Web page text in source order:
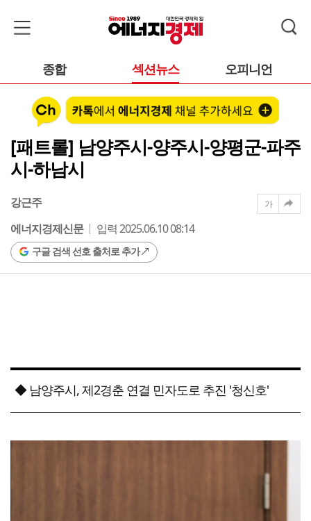
종합 섹션뉴스 오피니언
[패트롤] 남양주시-양주시-양평군-파주
시-하남시
강근주
에너지경제신문
입력 2025.06.10 08:14
구글 검색 선호 출처로 추가
가
◆ 남양주시, 제2경춘 연결 민자도로 추진 '청신호'